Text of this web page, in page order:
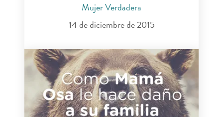
Mujer Verdadera
14 de diciembre de 2015